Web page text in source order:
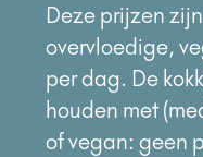
Deze prijzen
overvloedige,
per dag. De
houden met
of vegan: geen